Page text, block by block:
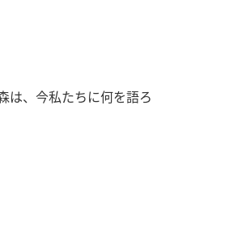
は、今私たちに何を語ろ